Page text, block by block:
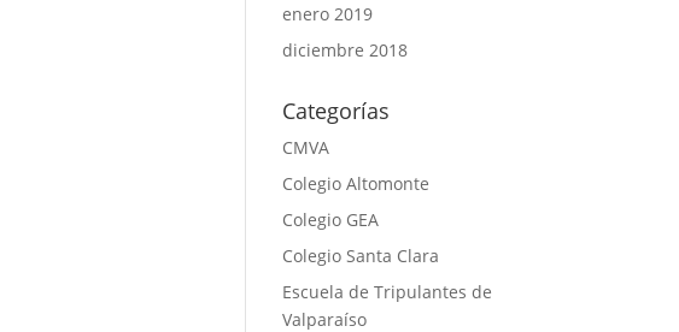
enero 2019
diciembre 2018
Categorías
CMVA
Colegio Altomonte
Colegio GEA
Colegio Santa Clara
Escuela de Tripulantes de
Valparaíso